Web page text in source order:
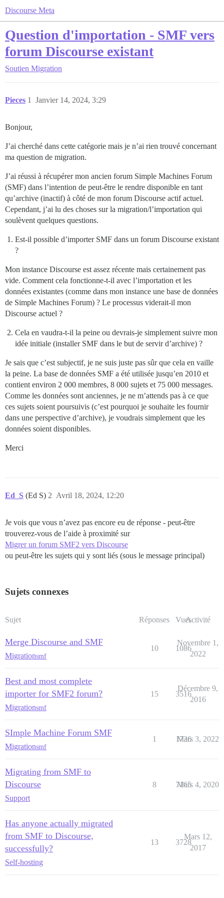
Discourse Meta
Question d'importation - SMF vers
forum Discourse existant
Soutien Migration
Pieces Janvier 14, 2024, 3:29
1
Bonjour,
J’ai cherché dans cette catégorie mais je n’ai rien trouvé concernant
ma question de migration.
J’ai réussi à récupérer mon ancien forum Simple Machines Forum
(SMF) dans l’intention de peut-être le rendre disponible en tant
qu’archive (inactif) à côté de mon forum Discourse actif actuel.
Cependant, j’ai lu des choses sur la migration/l’importation qui
soulèvent quelques questions.
Est-il possible d’importer SMF dans un forum Discourse existant
?
Mon instance Discourse est assez récente mais certainement pas
vide. Comment cela fonctionne-t-il avec l’importation et les
données existantes (comme dans mon instance une base de données
de Simple Machines Forum) ? Le processus viderait-il mon
Discourse actuel ?
Cela en vaudra-t-il la peine ou devrais-je simplement suivre mon
idée initiale (installer SMF dans le but de servir d’archive) ?
Je sais que c’est subjectif, je ne suis juste pas sûr que cela en vaille
la peine. La base de données SMF a été utilisée jusqu’en 2010 et
contient environ 2 000 membres, 8 000 sujets et 75 000 messages.
Comme les données sont anciennes, je ne m’attends pas à ce que
ces sujets soient poursuivis (c’est pourquoi je souhaite les fournir
dans une perspective d’archive), je voudrais simplement que les
données soient disponibles.
Merci
Ed_S (Ed S) Avril 18, 2024, 12:20
2
Je vois que vous n’avez pas encore eu de réponse - peut-être
trouverez-vous de l’aide à proximité sur
Migrer un forum SMF2 vers Discourse
ou peut-être les sujets qui y sont liés (sous le message principal)
Sujets connexes
Sujet Réponses VuesActivité
Merge Discourse and SMF
Migrationsmf
10 1086
Novembre 1,
2022
Best and most complete
importer for SMF2 forum?
Migrationsmf
15 3516
Décembre 9,
2016
SImple Machine Forum SMF
Migrationsmf
1 1736
Mars 3, 2022
Migrating from SMF to
Discourse
Support
8 7165
Mars 4, 2020
Has anyone actually migrated
from SMF to Discourse,
successfully?
Self-hosting
13 3728
Mars 12,
2017